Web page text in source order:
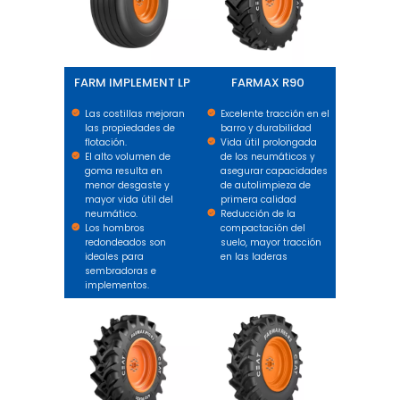
FARM IMPLEMENT LP
Las costillas mejoran
las propiedades de
flotación.
El alto volumen de
goma resulta en
menor desgaste y
mayor vida útil del
neumático.
Los hombros
redondeados son
ideales para
sembradoras e
implementos.
FARMAX R90
Excelente tracción en el
barro y durabilidad
Vida útil prolongada
de los neumáticos y
asegurar capacidades
de autolimpieza de
primera calidad
Reducción de la
compactación del
suelo, mayor tracción
en las laderas